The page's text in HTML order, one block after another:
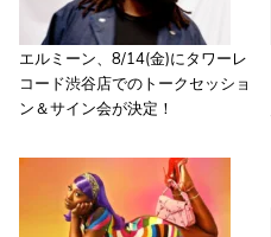
エルミーン、8/14(金)にタワーレ
コード渋谷店でのトークセッショ
ン＆サイン会が決定！